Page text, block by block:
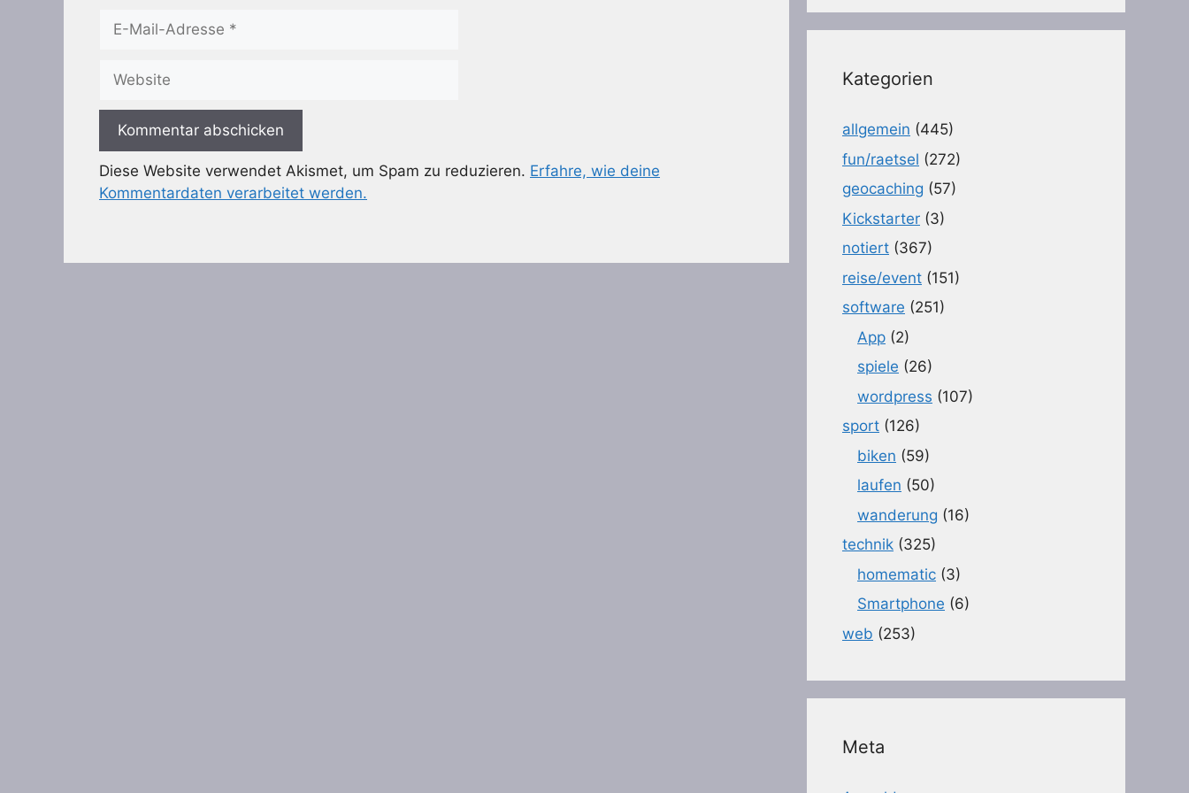
Website
Diese Website verwendet Akismet, um Spam zu reduzieren. Erfahre, wie deine
Kommentardaten verarbeitet werden.
Kategorien
allgemein (445)
fun/raetsel (272)
geocaching (57)
Kickstarter (3)
notiert (367)
reise/event (151)
software (251)
App (2)
spiele (26)
wordpress (107)
sport (126)
biken (59)
laufen (50)
wanderung (16)
technik (325)
homematic (3)
Smartphone (6)
web (253)
Meta